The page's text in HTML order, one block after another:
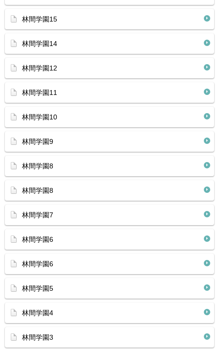
林間学園15
林間学園14
林間学園12
林間学園11
林間学園10
林間学園9
林間学園8
林間学園8
林間学園7
林間学園6
林間学園6
林間学園5
林間学園4
林間学園3